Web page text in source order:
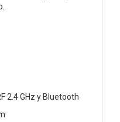
2.4 GHz y Bluetooth